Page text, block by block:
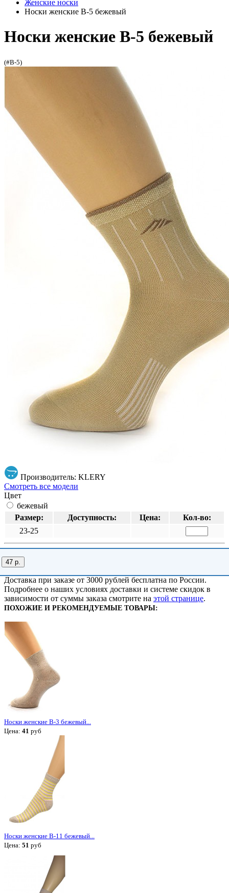
Женские носки
Носки женские В-5 бежевый
Носки женские В-5 бежевый
(#В-5)
Производитель: KLERY
Смотреть все модели
Цвет
бежевый
Размер:
Доступность: Цена:
Кол-во:
23-25
47 р.
Доставка при заказе от 3000 рублей бесплатна по России.
Подробнее о наших условиях доставки и системе скидок в
зависимости от суммы заказа смотрите на этой странице.
ПОХОЖИЕ И РЕКОМЕНДУЕМЫЕ ТОВАРЫ:
Носки женские В-3 бежевый...
Цена: 41 руб
Носки женские В-11 бежевый...
Цена: 51 руб